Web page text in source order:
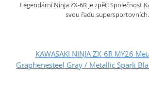
Legendární Ninja ZX-6R je zpět! Společnost
svou řadu
KAWASAKI NINJA ZX-6R MY26
Graphenesteel Gray / Metallic Spark